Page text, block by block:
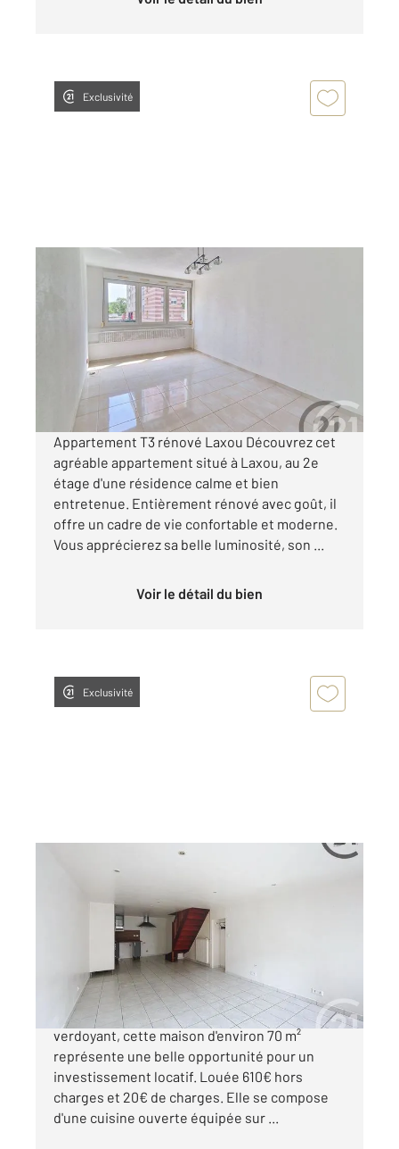
Exclusivité
LAXOU 54
, 3 pièces
Ref : 40741
Appartement F3 à vendre
99 000 €
Visiter le site dédié
Appartement T3 rénové Laxou Découvrez cet
agréable appartement situé à Laxou, au 2e
étage d'une résidence calme et bien
entretenue. Entièrement rénové avec goût, il
offre un cadre de vie confortable et moderne.
Vous apprécierez sa belle luminosité, son ...
Voir le détail du bien
Exclusivité
LIVERDUN 54
Ref : 39218
Maison à vendre
122 000 €
Située à Liverdun, dans un secteur agréable et
verdoyant, cette maison d'environ 70 m²
représente une belle opportunité pour un
investissement locatif. Louée 610€ hors
charges et 20€ de charges. Elle se compose
d'une cuisine ouverte équipée sur ...